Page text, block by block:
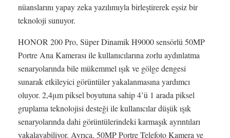
nüanslarını yapay zeka yazılımıyla birleştirerek eşsiz bir
teknoloji sunuyor.
HONOR 200 Pro, Süper Dinamik H9000 sensörlü 50MP
Portre Ana Kamerası ile kullanıcılarına zorlu aydınlatma
senaryolarında bile mükemmel ışık ve gölge dengesi
sunarak etkileyici görüntüler yakalanmasına yardımcı
oluyor. 2,4μm piksel boyutuna sahip 4’ü 1 arada piksel
gruplama teknolojisi desteği ile kullanıcılar düşük ışık
senaryolarında dahi görüntülerindeki karmaşık ayrıntıları
yakalayabiliyor. Ayrıca, 50MP Portre Telefoto Kamera ve